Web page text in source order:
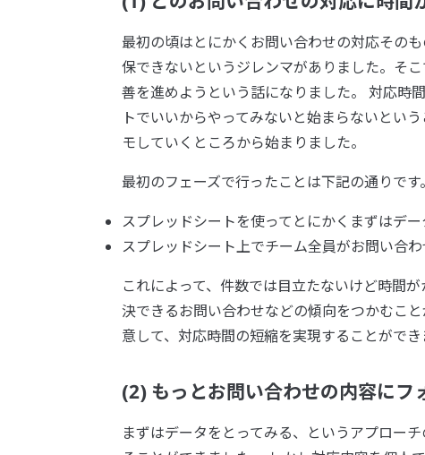
最初の頃はとにかくお問い合わせの対応その
保できないというジレンマがありました。そ
善を進めようという話になりました。 対応時
トでいいからやってみないと始まらないとい
モしていくところから始まりました。
最初のフェーズで行ったことは下記の通りです。
スプレッドシートを使ってとにかくまずはデ
スプレッドシート上でチーム全員がお問い合
これによって、件数では目立たないけど時間
決できるお問い合わせなどの傾向をつかむこ
意して、対応時間の短縮を実現することができ
(2) もっとお問い合わせの内容にフ
まずはデータをとってみる、というアプロー